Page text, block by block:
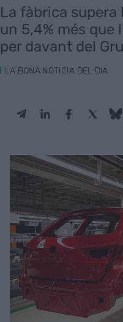
La fàbrica
un 5,4% més que
per davant del
LA BONA NOTICIA DEL DIA